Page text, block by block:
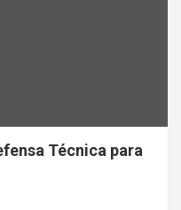
Técnica para